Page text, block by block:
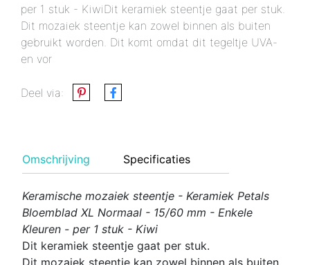
per 1 stuk - KiwiDit keramiek steentje gaat per stuk.
Dit mozaiek steentje kan zowel binnen als buiten
gebruikt worden. Dit komt omdat dit tegeltje UVA-
en vor
Deel via:
Omschrijving Specificaties
Keramische mozaiek steentje - Keramiek Petals
Bloemblad XL Normaal - 15/60 mm - Enkele
Kleuren - per 1 stuk - Kiwi
Dit keramiek steentje gaat per stuk.
Dit mozaiek steentje kan zowel binnen als buiten